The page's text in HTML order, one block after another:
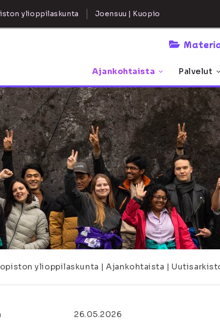
ylioppilaskunta Joensuu | Kuopio
Ajankohtaista Palvelut
ylioppilaskunta | Ajankohtaista |
26.05.2026